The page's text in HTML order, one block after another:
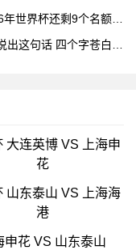
世界杯还剩9个名额待
这句话 四个字苍白无
大连英博 VS 上海申
花
山东泰山 VS 上海海
港
申花 VS 山东泰山